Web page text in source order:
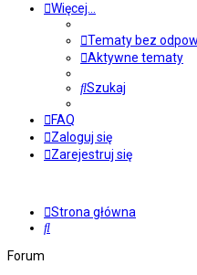
Więcej…
Tematy bez
Aktywne tematy
Szukaj
FAQ
Zaloguj się
Zarejestruj się
Strona główna
Szukaj
Forum